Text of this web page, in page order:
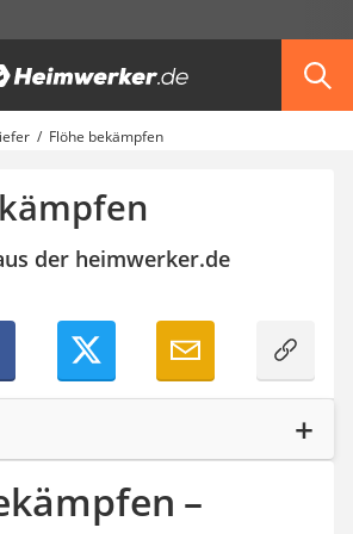
Flöhe bekämpfen
der heimwerker.de
–